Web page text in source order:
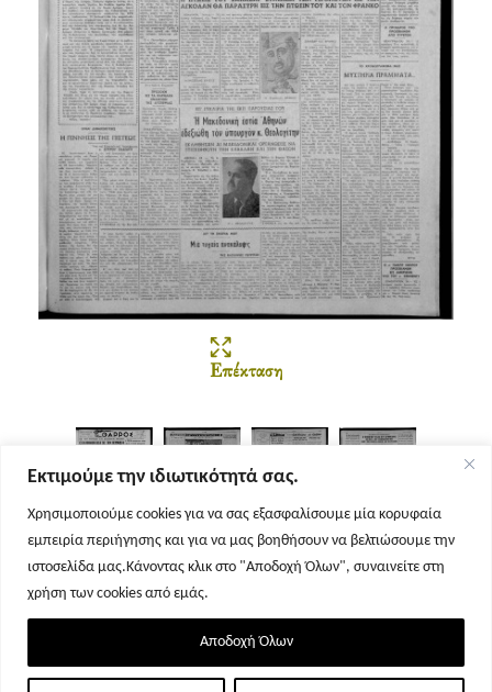
Εκτιμούμε την ιδιωτικότητά σας.
Χρησιμοποιούμε cookies για να σας εξασφαλίσουμε μία κορυφαία
εμπειρία περιήγησης και για να μας βοηθήσουν να βελτιώσουμε την
ιστοσελίδα μας.Κάνοντας κλικ στο "Αποδοχή Όλων", συναινείτε στη
χρήση των cookies από εμάς.
Αποδοχή Όλων
Επέκταση
Σελίδα 1 Σελίδα 2 Σελίδα 3 Σελίδα 4